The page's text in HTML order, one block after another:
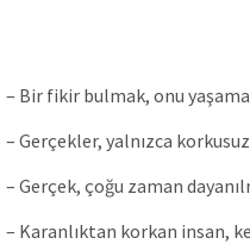
– Bir fikir bulmak, onu
– Gerçekler, yalnızca
– Gerçek, çoğu zaman
– Karanlıktan korkan insan,